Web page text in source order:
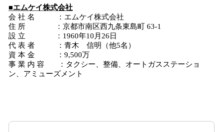
■エムケイ株式会社
会 社 名 ：エムケイ株式会社
住 所 ：京都市南区西九条東島町 63-1
設 立 ：1960年10月26日
代 表 者 ：青木 信明（他5名）
資 本 金 ：9,500万
事 業 内 容 ：タクシー、整備、オートガスステーショ
ン、アミューズメント